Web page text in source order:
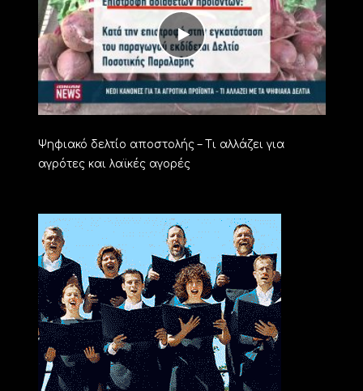
Ψηφιακό δελτίο αποστολής – Τι αλλάζει για
αγρότες και λαϊκές αγορές